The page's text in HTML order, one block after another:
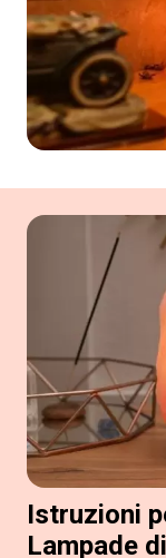
Istruzioni
Lampade